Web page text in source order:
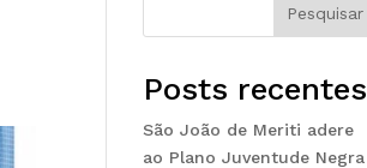
Pesquisar
Posts recentes
São João de Meriti adere
ao Plano Juventude Negra